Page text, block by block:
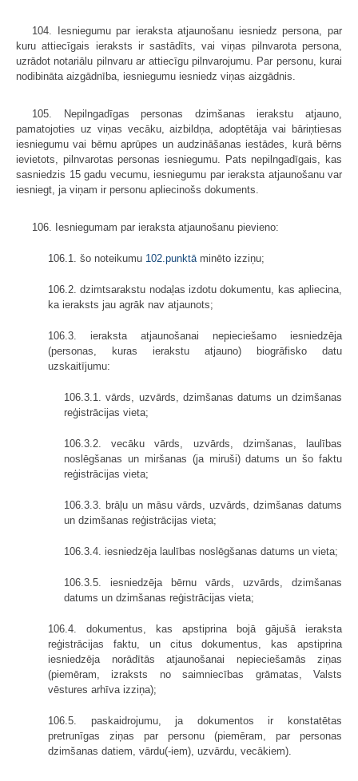
104. Iesniegumu par ieraksta atjaunošanu iesniedz persona, par
kuru attiecīgais ieraksts ir sastādīts, vai viņas pilnvarota persona,
uzrādot notariālu pilnvaru ar attiecīgu pilnvarojumu. Par personu, kurai
nodibināta aizgādnība, iesniegumu iesniedz viņas aizgādnis.
105. Nepilngadīgas personas dzimšanas ierakstu atjauno,
pamatojoties uz viņas vecāku, aizbildņa, adoptētāja vai bāriņtiesas
iesniegumu vai bērnu aprūpes un audzināšanas iestādes, kurā bērns
ievietots, pilnvarotas personas iesniegumu. Pats nepilngadīgais, kas
sasniedzis 15 gadu vecumu, iesniegumu par ieraksta atjaunošanu var
iesniegt, ja viņam ir personu apliecinošs dokuments.
106. Iesniegumam par ieraksta atjaunošanu pievieno:
106.1. šo noteikumu 102.punktā minēto izziņu;
106.2. dzimtsarakstu nodaļas izdotu dokumentu, kas apliecina,
ka ieraksts jau agrāk nav atjaunots;
106.3. ieraksta atjaunošanai nepieciešamo iesniedzēja
(personas, kuras ierakstu atjauno) biogrāfisko datu
uzskaitījumu:
106.3.1. vārds, uzvārds, dzimšanas datums un dzimšanas
reģistrācijas vieta;
106.3.2. vecāku vārds, uzvārds, dzimšanas, laulības
noslēgšanas un mirša­nas (ja miruši) datums un šo faktu
reģistrācijas vieta;
106.3.3. brāļu un māsu vārds, uzvārds, dzimšanas datums
un dzimšanas reģistrācijas vieta;
106.3.4. iesniedzēja laulības noslēgšanas datums un vieta;
106.3.5. iesniedzēja bērnu vārds, uzvārds, dzimšanas
datums un dzimšanas reģistrācijas vieta;
106.4. dokumentus, kas apstiprina bojā gājušā ieraksta
reģistrācijas faktu, un citus dokumentus, kas apstiprina
iesniedzēja norādītās atjaunošanai nepieciešamās ziņas
(piemēram, izraksts no saimniecības grāmatas, Valsts
vēstures arhīva izziņa);
106.5. paskaidrojumu, ja dokumentos ir konstatētas
pretrunīgas ziņas par personu (piemēram, par personas
dzimšanas datiem, vārdu(-iem), uzvārdu, vecākiem).